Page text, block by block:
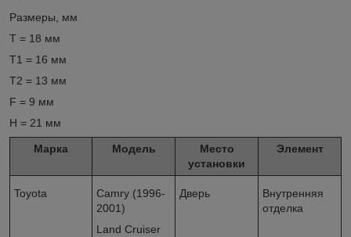
Размеры, мм
T = 18 мм
T1 = 16 мм
T2 = 13 мм
F = 9 мм
H = 21 мм
Марка Модель
Место
установки
Элемент
Toyota
Camry (1996-
2001)
Land Cruiser
Дверь
Внутренняя
отделка